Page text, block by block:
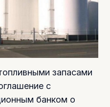
запасами
с
банком о